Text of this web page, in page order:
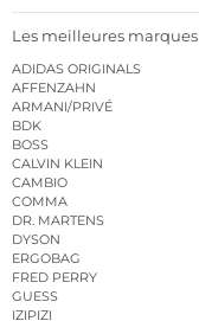
Les meilleures marques
ADIDAS ORIGINALS
AFFENZAHN
ARMANI/PRIVÉ
BDK
BOSS
CALVIN KLEIN
CAMBIO
COMMA
DR. MARTENS
DYSON
ERGOBAG
FRED PERRY
GUESS
IZIPIZI